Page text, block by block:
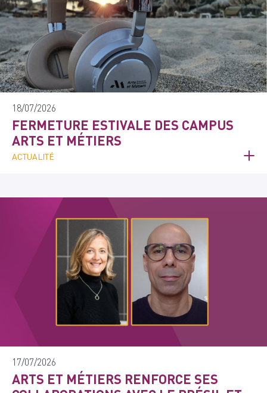
18/07/2026
FERMETURE ESTIVALE DES CAMPUS
ARTS ET MÉTIERS
ACTUALITÉ
17/07/2026
ARTS ET MÉTIERS RENFORCE SES